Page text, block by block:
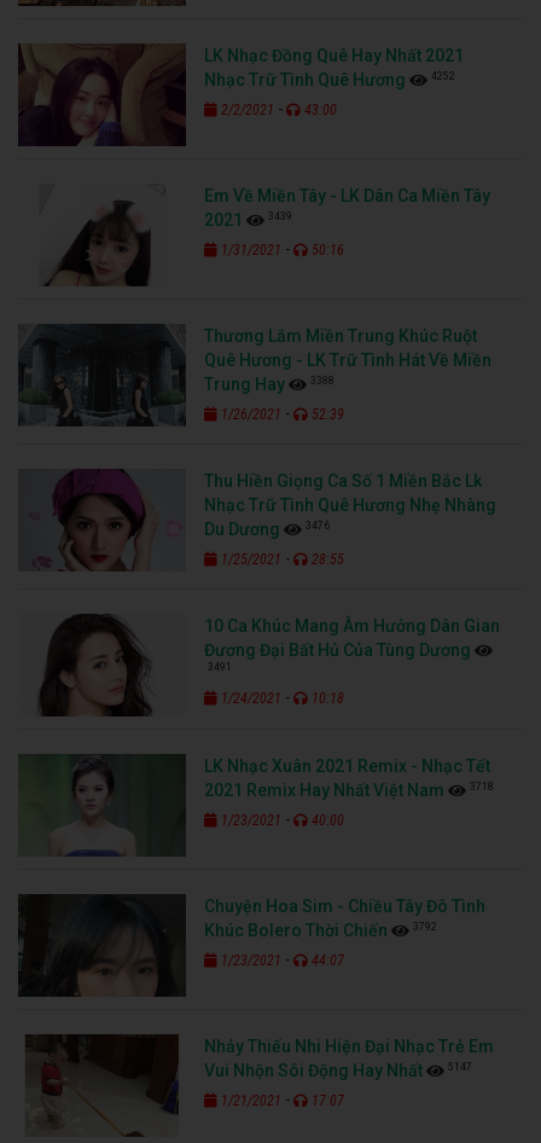
LK Nhạc Đồng Quê Hay Nhất 2021
Nhạc Trữ Tình Quê Hương
4252
2/2/2021 - 43:00
Em Về Miền Tây - LK Dân Ca Miền Tây
2021
3439
1/31/2021 - 50:16
Thương Lắm Miền Trung Khúc Ruột
Quê Hương - LK Trữ Tình Hát Về Miền
Trung Hay
3388
1/26/2021 - 52:39
Thu Hiền Giọng Ca Số 1 Miền Bắc Lk
Nhạc Trữ Tình Quê Hương Nhẹ Nhàng
Du Dương
3476
1/25/2021 - 28:55
10 Ca Khúc Mang Âm Hưởng Dân Gian
Đương Đại Bất Hủ Của Tùng Dương
3491
1/24/2021 - 10:18
LK Nhạc Xuân 2021 Remix - Nhạc Tết
2021 Remix Hay Nhất Việt Nam
3718
1/23/2021 - 40:00
Chuyện Hoa Sim - Chiều Tây Đô Tình
Khúc Bolero Thời Chiến
3792
1/23/2021 - 44:07
Nhảy Thiếu Nhi Hiện Đại Nhạc Trẻ Em
Vui Nhộn Sôi Động Hay Nhất
5147
1/21/2021 - 17:07